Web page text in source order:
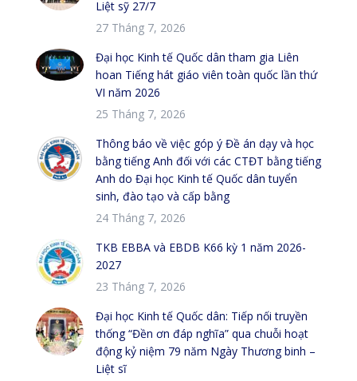
Liệt sỹ 27/7
27 Tháng 7, 2026
Đại học Kinh tế Quốc dân tham gia Liên
hoan Tiếng hát giáo viên toàn quốc lần thứ
VI năm 2026
25 Tháng 7, 2026
Thông báo về việc góp ý Đề án dạy và học
bằng tiếng Anh đối với các CTĐT bằng tiếng
Anh do Đại học Kinh tế Quốc dân tuyển
sinh, đào tạo và cấp bằng
24 Tháng 7, 2026
TKB EBBA và EBDB K66 kỳ 1 năm 2026-
2027
23 Tháng 7, 2026
Đại học Kinh tế Quốc dân: Tiếp nối truyền
thống “Đền ơn đáp nghĩa” qua chuỗi hoạt
động kỷ niệm 79 năm Ngày Thương binh –
Liệt sĩ